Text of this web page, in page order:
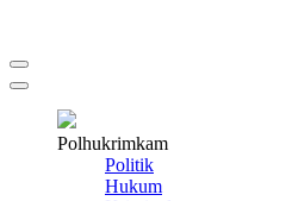
Polhukrimkam
Politik
Hukum